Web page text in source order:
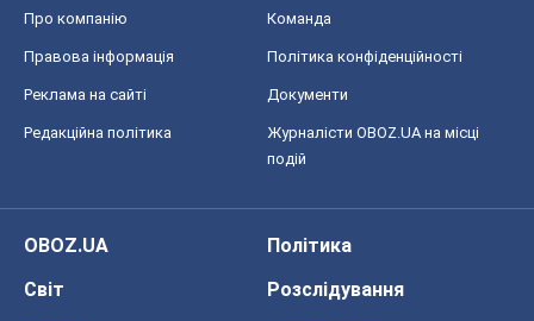
Про компанію Команда
Правова інформація Політика конфіденційності
Реклама на сайті Документи
Редакційна політика
Журналісти OBOZ.UA на місці
подій
OBOZ.UA
Політика
Світ
Розслідування